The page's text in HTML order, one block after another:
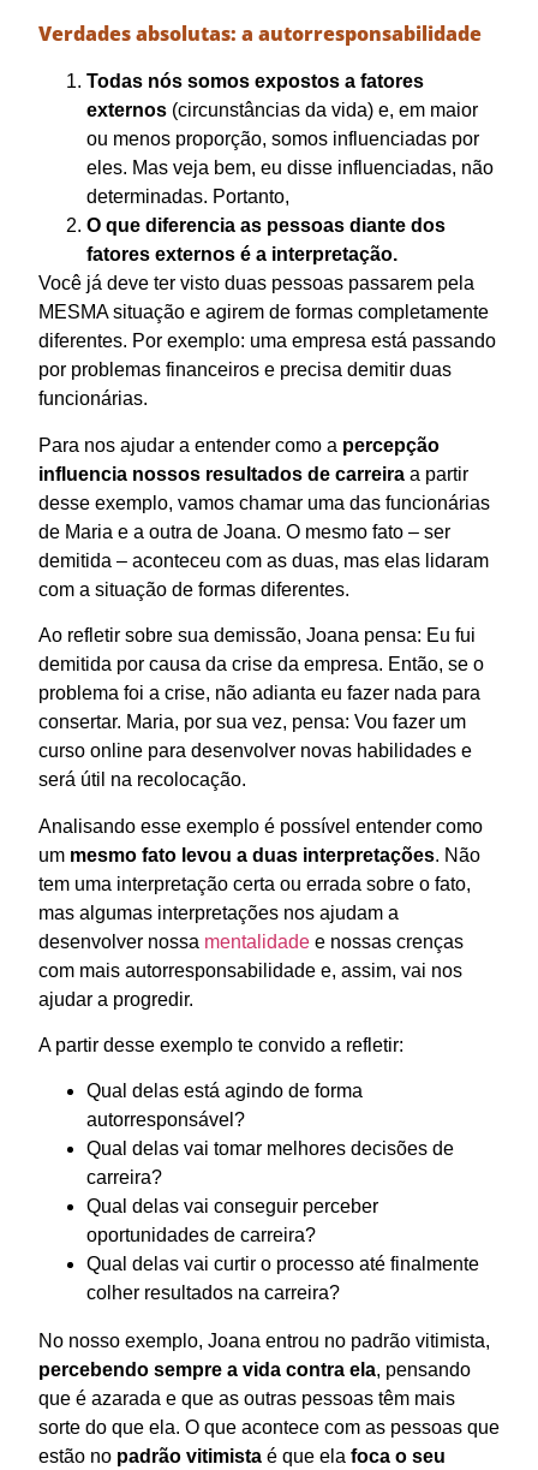
Verdades absolutas: a autorresponsabilidade
Todas nós somos expostos a fatores
externos (circunstâncias da vida) e, em maior
ou menos proporção, somos influenciadas por
eles. Mas veja bem, eu disse influenciadas, não
determinadas. Portanto,
O que diferencia as pessoas diante dos
fatores externos é a interpretação.
Você já deve ter visto duas pessoas passarem pela
MESMA situação e agirem de formas completamente
diferentes. Por exemplo: uma empresa está passando
por problemas financeiros e precisa demitir duas
funcionárias.
Para nos ajudar a entender como a percepção
influencia nossos resultados de carreira a partir
desse exemplo, vamos chamar uma das funcionárias
de Maria e a outra de Joana. O mesmo fato – ser
demitida – aconteceu com as duas, mas elas lidaram
com a situação de formas diferentes.
Ao refletir sobre sua demissão, Joana pensa: Eu fui
demitida por causa da crise da empresa. Então, se o
problema foi a crise, não adianta eu fazer nada para
consertar. Maria, por sua vez, pensa: Vou fazer um
curso online para desenvolver novas habilidades e
será útil na recolocação.
Analisando esse exemplo é possível entender como
um mesmo fato levou a duas interpretações. Não
tem uma interpretação certa ou errada sobre o fato,
mas algumas interpretações nos ajudam a
desenvolver nossa mentalidade e nossas crenças
com mais autorresponsabilidade e, assim, vai nos
ajudar a progredir.
A partir desse exemplo te convido a refletir:
Qual delas está agindo de forma
autorresponsável?
Qual delas vai tomar melhores decisões de
carreira?
Qual delas vai conseguir perceber
oportunidades de carreira?
Qual delas vai curtir o processo até finalmente
colher resultados na carreira?
No nosso exemplo, Joana entrou no padrão vitimista,
percebendo sempre a vida contra ela, pensando
que é azarada e que as outras pessoas têm mais
sorte do que ela. O que acontece com as pessoas que
estão no padrão vitimista é que ela foca o seu